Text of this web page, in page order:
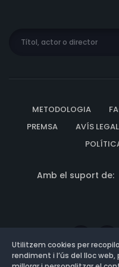
METODOLOGIA
PREMSA
AVÍS LEGAL
Amb el suport
Utilitzem cookies per
rendiment i l’ús del lloc